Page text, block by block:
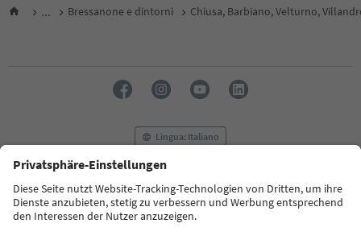
... Bressanone e dintorni Chiusa, Barbiano, Velturno,
Lingua: Italiano
FAQ Contatti Press MICE
Privacy Policy
Termini e condizioni
Crediti
Cookie Policy